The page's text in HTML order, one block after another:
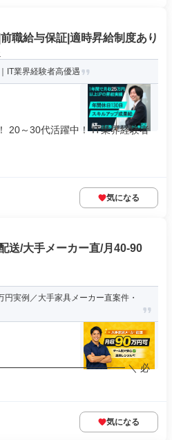
職給与保証|適時昇給制度あり
IT業界経験者高優遇
20～30代活躍中！ IT業界経験者
気になる
送/大手メーカー直/月40-90
実例／大手家具メーカー直案件・
＼ 必
気になる